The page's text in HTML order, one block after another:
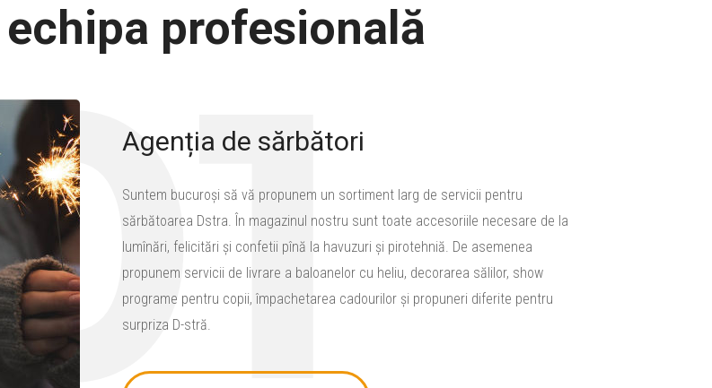
profesională
Agenția de sărbători
Suntem bucuroși să vă propunem un sortiment larg de servicii pentru
sărbătoarea Dstra. În magazinul nostru sunt toate accesoriile necesare de la
lumînări, felicitări și confetii pînă la havuzuri și pirotehniă. De asemenea
propunem servicii de livrare a baloanelor cu heliu, decorarea sălilor, show
programe pentru copii, împachetarea cadourilor și propuneri diferite pentru
surpriza D-stră.